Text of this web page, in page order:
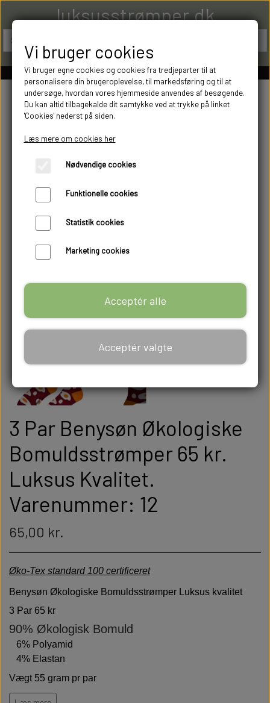
luksusstrømper.dk
3 Par Benysøn Økologiske
Bomuldsstrømper 65 kr.
Luksus Kvalitet.
Varenummer: 12
65,00 kr.
Øko-Tex standard 100 certificeret
Benysøn Økologiske Bomuldsstrømper Luksus kvalitet
3 Par 65 kr
90% Økologisk Bomuld
6% Polyamid
4% Elastan
Vægt 55 gram pr par
Høj kvalitet er bløde behagelige og holdbare
Vi bruger cookies
Vi bruger egne cookies og cookies fra tredjeparter til at
personalisere din brugeroplevelse, til markedsføring og til at
undersøge, hvordan vores hjemmeside anvendes af besøgende.
Du kan altid tilbagekalde dit samtykke ved at trykke på linket
'Cookies' nederst på siden.
Læs mere om cookies her
Nødvendige cookies
Funktionelle cookies
Statistik cookies
Marketing cookies
Acceptér alle
Acceptér valgte